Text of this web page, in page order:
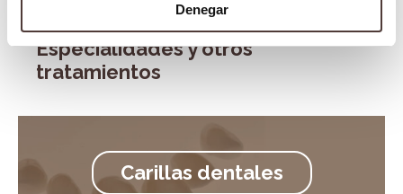
Denegar
Especialidades y otros
tratamientos
Carillas dentales